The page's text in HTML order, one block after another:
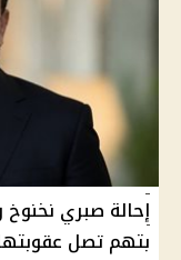
بتهم تصل